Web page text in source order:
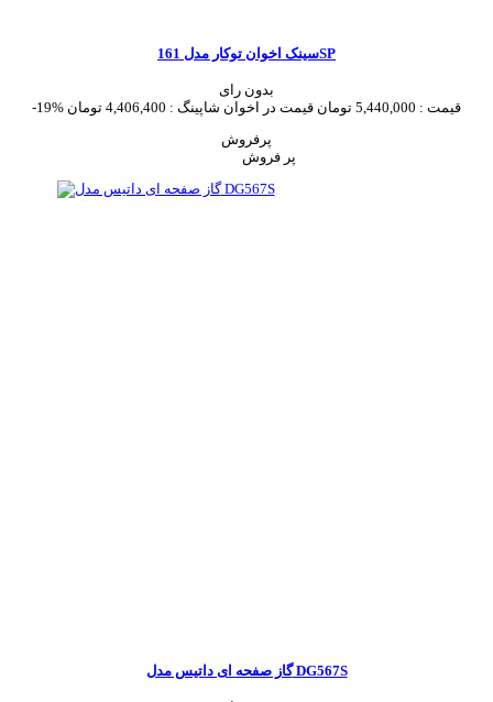
سینک اخوان توکار مدل 161SP
بدون رای
-19%
قیمت : 5,440,000 تومان قیمت در اخوان شاپینگ : 4,406,400 تومان
پرفروش
گاز صفحه ای داتیس مدل DG567S